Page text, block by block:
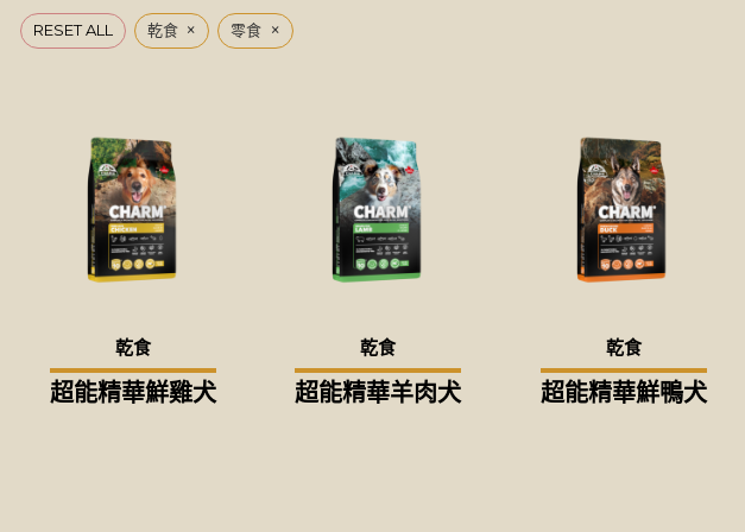
RESET ALL 乾食 × 零食 ×
乾食
超能精華鮮雞犬
乾食
超能精華羊肉犬
乾食
超能精華鮮鴨犬